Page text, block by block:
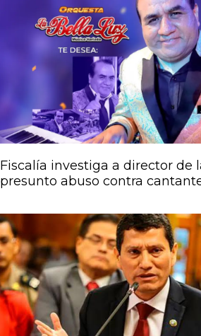
Fiscalía investiga a director de
presunto abuso contra
PáginaPágina
Página